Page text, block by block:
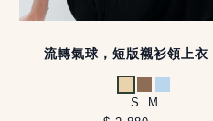
流轉氣球，短版襯衫領上衣
杏 卡其淺藍
S
M